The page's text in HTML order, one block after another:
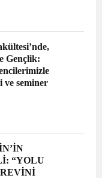
Gençlik:
ve seminer
“YOLU